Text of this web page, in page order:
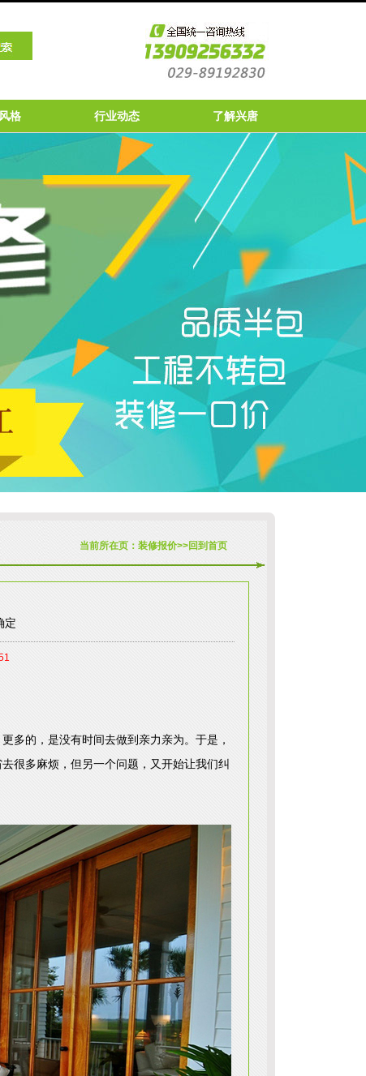
格 行业动态 了解兴唐
当前所在页： 装修报价>>回到首页
定
多的，是没有时间去做到亲力亲为。于是，
很多麻烦，但另一个问题，又开始让我们纠